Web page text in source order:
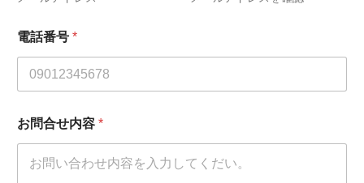
電話番号 *
お問合せ内容 *